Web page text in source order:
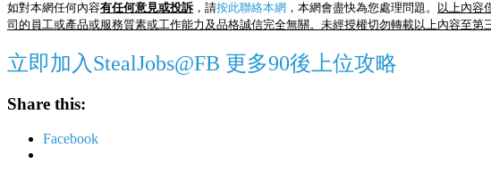
如對本網任何內容有任何意見或投訴 ，請按此聯絡本網 ，本網會盡快為您處理問題。
以上內容
司的員工或產品或服務質素或工作能力及品格誠信完全無關。未經授權切勿轉載以上內容至第
立即加入StealJobs@FB 更多90後上位攻略
Share this:
Facebook